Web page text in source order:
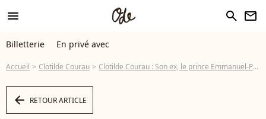
menu search newsletter
Billetterie En privé avec
Accueil Clotilde Courau Clotilde Courau : Son ex, le prince Emmanuel-Philibert de Savoie, présente sa belle Adriana à un autre clan princier européen
arrow_left RETOUR ARTICLE